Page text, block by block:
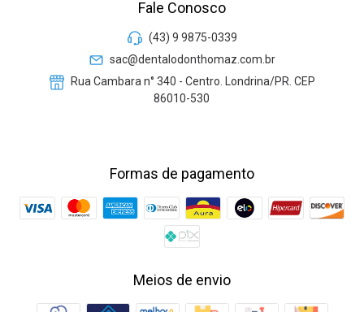
Fale Conosco
(43) 9 9875-0339
sac@dentalodonthomaz.com.br
Rua Cambara n° 340 - Centro. Londrina/PR. CEP
86010-530
Formas de pagamento
Meios de envio